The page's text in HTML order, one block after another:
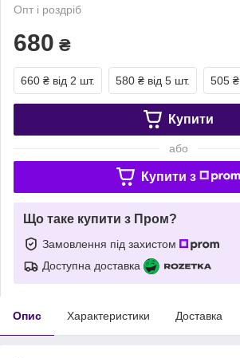
Опт і роздріб
680 ₴
660 ₴ від 2 шт. 580 ₴ від 5 шт. 505 ₴
Купити
або
Купити з
Що таке купити з Пром?
Замовлення під захистом
Доступна доставка
Опис Характеристики Доставка